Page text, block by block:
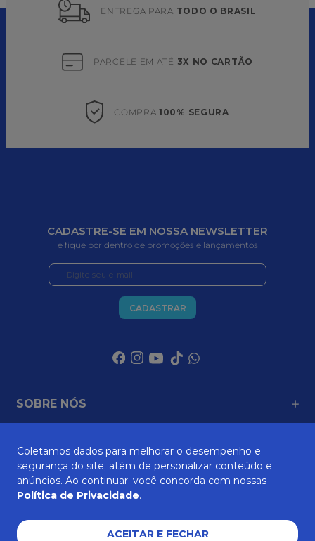
ENTREGA PARA TODO O BRASIL
PARCELE EM ATÉ 3X NO CARTÃO
COMPRA 100% SEGURA
CADASTRE-SE EM NOSSA NEWSLETTER
e fique por dentro de promoções e lançamentos
CADASTRAR
SOBRE NÓS
ATENDIMENTO
Coletamos dados para melhorar o desempenho e
segurança do site, atém de personalizar conteúdo e
anúncios. Ao continuar, você concorda com nossas
Política de Privacidade.
ACEITAR E FECHAR